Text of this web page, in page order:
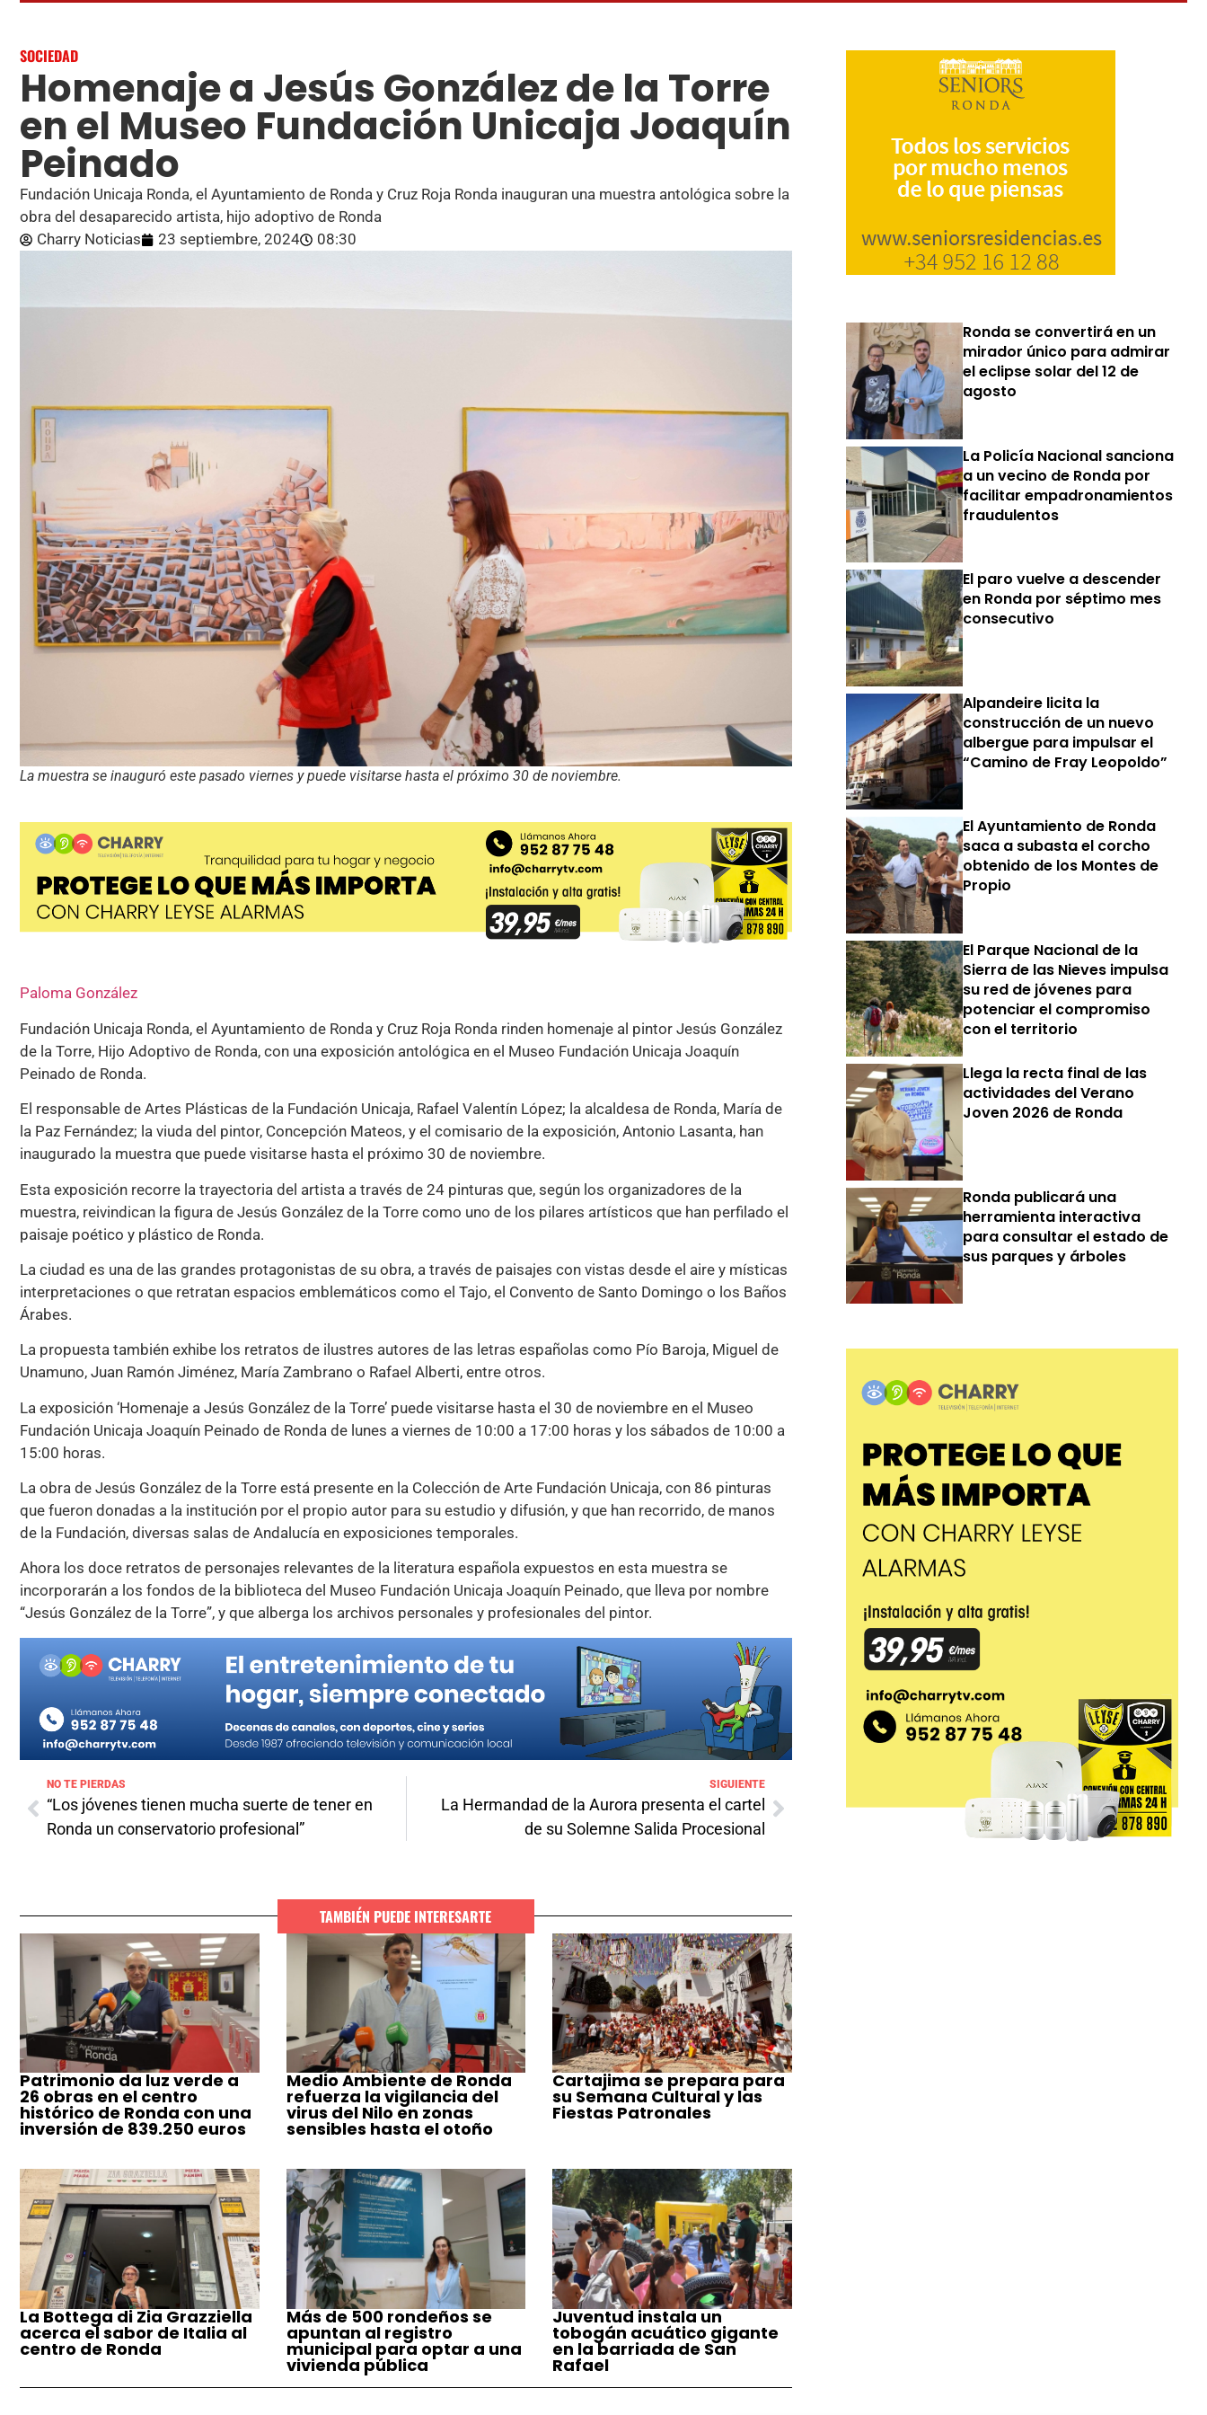
SOCIEDAD
Homenaje a Jesús González de la Torre
en el Museo Fundación Unicaja Joaquín
Peinado
Fundación Unicaja Ronda, el Ayuntamiento de Ronda y Cruz Roja Ronda inauguran una muestra antológica sobre la
obra del desaparecido artista, hijo adoptivo de Ronda
Charry Noticias
23 septiembre, 2024 08:30
La muestra se inauguró este pasado viernes y puede visitarse hasta el próximo 30 de noviembre.
Paloma González
Fundación Unicaja Ronda, el Ayuntamiento de Ronda y Cruz Roja Ronda rinden homenaje al pintor Jesús González
de la Torre, Hijo Adoptivo de Ronda, con una exposición antológica en el Museo Fundación Unicaja Joaquín
Peinado de Ronda.
El responsable de Artes Plásticas de la Fundación Unicaja, Rafael Valentín López; la alcaldesa de Ronda, María de
la Paz Fernández; la viuda del pintor, Concepción Mateos, y el comisario de la exposición, Antonio Lasanta, han
inaugurado la muestra que puede visitarse hasta el próximo 30 de noviembre.
Esta exposición recorre la trayectoria del artista a través de 24 pinturas que, según los organizadores de la
muestra, reivindican la figura de Jesús González de la Torre como uno de los pilares artísticos que han perfilado el
paisaje poético y plástico de Ronda.
La ciudad es una de las grandes protagonistas de su obra, a través de paisajes con vistas desde el aire y místicas
interpretaciones o que retratan espacios emblemáticos como el Tajo, el Convento de Santo Domingo o los Baños
Árabes.
La propuesta también exhibe los retratos de ilustres autores de las letras españolas como Pío Baroja, Miguel de
Unamuno, Juan Ramón Jiménez, María Zambrano o Rafael Alberti, entre otros.
La exposición ‘Homenaje a Jesús González de la Torre’ puede visitarse hasta el 30 de noviembre en el Museo
Fundación Unicaja Joaquín Peinado de Ronda de lunes a viernes de 10:00 a 17:00 horas y los sábados de 10:00 a
15:00 horas.
La obra de Jesús González de la Torre está presente en la Colección de Arte Fundación Unicaja, con 86 pinturas
que fueron donadas a la institución por el propio autor para su estudio y difusión, y que han recorrido, de manos
de la Fundación, diversas salas de Andalucía en exposiciones temporales.
Ahora los doce retratos de personajes relevantes de la literatura española expuestos en esta muestra se
incorporarán a los fondos de la biblioteca del Museo Fundación Unicaja Joaquín Peinado, que lleva por nombre
“Jesús González de la Torre”, y que alberga los archivos personales y profesionales del pintor.
NO TE PIERDAS
“Los jóvenes tienen mucha suerte de tener en
Ronda un conservatorio profesional”
SIGUIENTE
La Hermandad de la Aurora presenta el cartel
de su Solemne Salida Procesional
TAMBIÉN PUEDE INTERESARTE
Patrimonio da luz verde a
26 obras en el centro
histórico de Ronda con una
inversión de 839.250 euros
Medio Ambiente de Ronda
refuerza la vigilancia del
virus del Nilo en zonas
sensibles hasta el otoño
Cartajima se prepara para
su Semana Cultural y las
Fiestas Patronales
La Bottega di Zia Grazziella
acerca el sabor de Italia al
centro de Ronda
Más de 500 rondeños se
apuntan al registro
municipal para optar a una
vivienda pública
Juventud instala un
tobogán acuático gigante
en la barriada de San
Rafael
Ronda se convertirá en un
mirador único para admirar
el eclipse solar del 12 de
agosto
La Policía Nacional sanciona
a un vecino de Ronda por
facilitar empadronamientos
fraudulentos
El paro vuelve a descender
en Ronda por séptimo mes
consecutivo
Alpandeire licita la
construcción de un nuevo
albergue para impulsar el
“Camino de Fray Leopoldo”
El Ayuntamiento de Ronda
saca a subasta el corcho
obtenido de los Montes de
Propio
El Parque Nacional de la
Sierra de las Nieves impulsa
su red de jóvenes para
potenciar el compromiso
con el territorio
Llega la recta final de las
actividades del Verano
Joven 2026 de Ronda
Ronda publicará una
herramienta interactiva
para consultar el estado de
sus parques y árboles